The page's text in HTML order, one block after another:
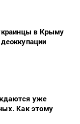
в Крыму
уже
Как этому